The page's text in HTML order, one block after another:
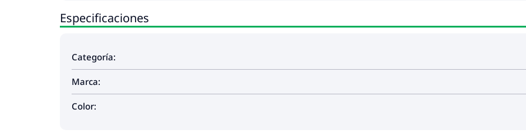
Especificaciones
Categoría:
Marca:
Color: